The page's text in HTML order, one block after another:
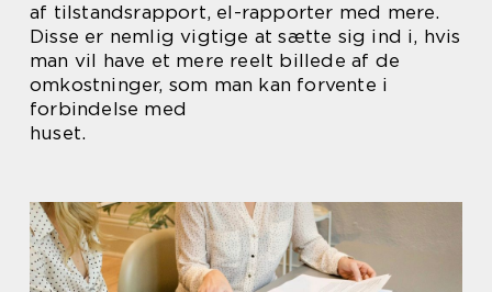
af tilstandsrapport, el-rapporter med mere.
Disse er nemlig vigtige at sætte sig ind i, hvis
man vil have et mere reelt billede af de
omkostninger, som man kan forvente i
forbindelse med
huset.